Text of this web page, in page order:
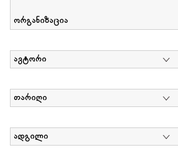
ორგანიზაცია
ავტორი
თარიღი
ადგილი